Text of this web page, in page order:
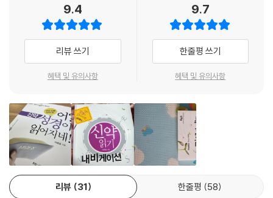
9.4
리뷰 쓰기
혜택 및 유의사항
9.7
한줄평 쓰기
혜택 및 유의사항
리뷰 31 한줄평 58